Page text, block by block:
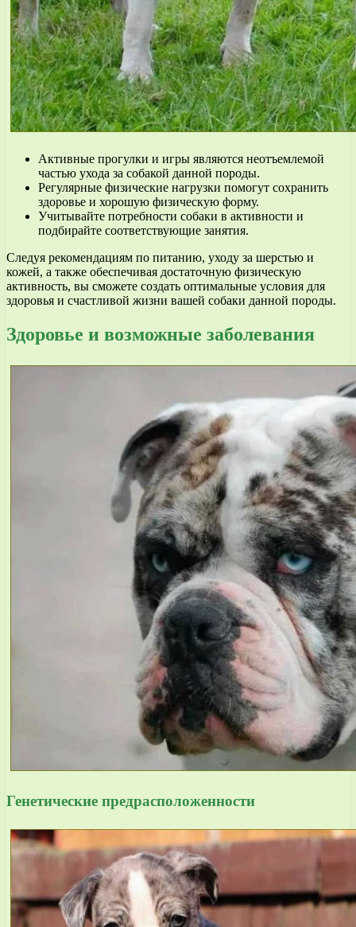
Активные прогулки и игры являются неотъемлемой
частью ухода за собакой данной породы.
Регулярные физические нагрузки помогут сохранить
здоровье и хорошую физическую форму.
Учитывайте потребности собаки в активности и
подбирайте соответствующие занятия.
Следуя рекомендациям по питанию, уходу за шерстью и
кожей, а также обеспечивая достаточную физическую
активность, вы сможете создать оптимальные условия для
здоровья и счастливой жизни вашей собаки данной породы.
Здоровье и возможные заболевания
Генетические предрасположенности